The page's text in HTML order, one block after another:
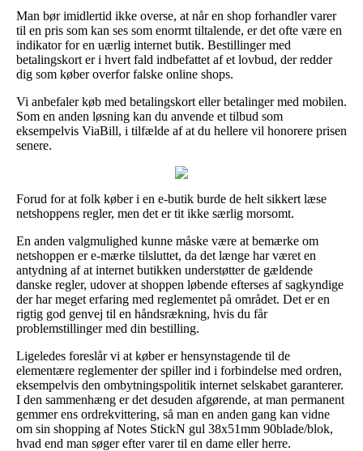
Man bør imidlertid ikke overse, at når en shop forhandler varer
til en pris som kan ses som enormt tiltalende, er det ofte være en
indikator for en uærlig internet butik. Bestillinger med
betalingskort er i hvert fald indbefattet af et lovbud, der redder
dig som køber overfor falske online shops.
Vi anbefaler køb med betalingskort eller betalinger med mobilen.
Som en anden løsning kan du anvende et tilbud som
eksempelvis ViaBill, i tilfælde af at du hellere vil honorere prisen
senere.
Forud for at folk køber i en e-butik burde de helt sikkert læse
netshoppens regler, men det er tit ikke særlig morsomt.
En anden valgmulighed kunne måske være at bemærke om
netshoppen er e-mærke tilsluttet, da det længe har været en
antydning af at internet butikken understøtter de gældende
danske regler, udover at shoppen løbende efterses af sagkyndige
der har meget erfaring med reglementet på området. Det er en
rigtig god genvej til en håndsrækning, hvis du får
problemstillinger med din bestilling.
Ligeledes foreslår vi at køber er hensynstagende til de
elementære reglementer der spiller ind i forbindelse med ordren,
eksempelvis den ombytningspolitik internet selskabet garanterer.
I den sammenhæng er det desuden afgørende, at man permanent
gemmer ens ordrekvittering, så man en anden gang kan vidne
om sin shopping af Notes StickN gul 38x51mm 90blade/blok,
hvad end man søger efter varer til en dame eller herre.